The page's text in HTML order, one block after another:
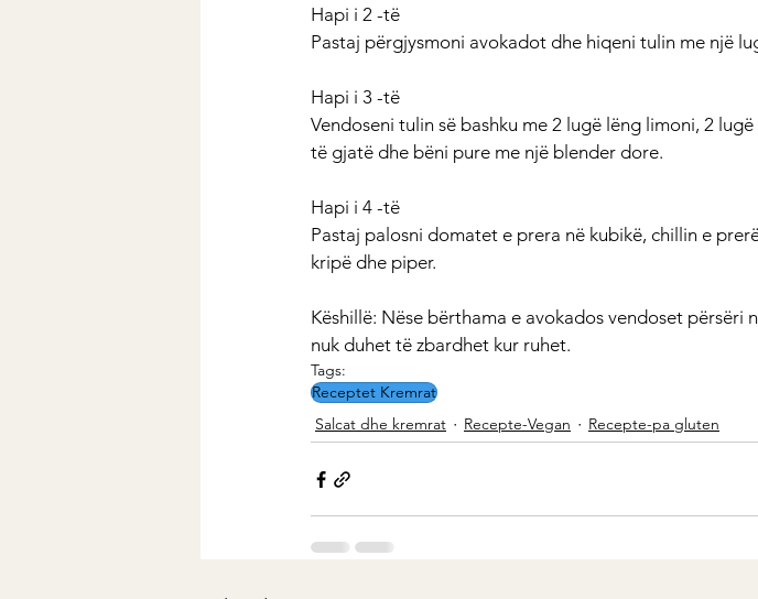
Hapi i 2 -të
Pastaj përgjysmoni avokadot dhe hiqeni tulin me një
Hapi i 3 -të
Vendoseni tulin së bashku me 2 lugë lëng limoni, 2
të gjatë dhe bëni pure me një blender dore.
Hapi i 4 -të
Pastaj palosni domatet e prera në kubikë, chillin e
kripë dhe piper.
Këshillë: Nëse bërthama e avokados vendoset përsëri
nuk duhet të zbardhet kur ruhet.
Tags:
Receptet Kremrat
Salcat dhe kremrat
Recepte-Vegan Recepte-pa gluten